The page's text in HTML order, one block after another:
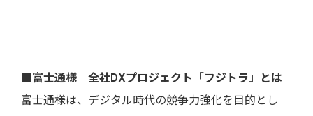
■富士通様 全社DXプロジェクト「フジトラ」とは
富士通様は、デジタル時代の競争力強化を目的とし